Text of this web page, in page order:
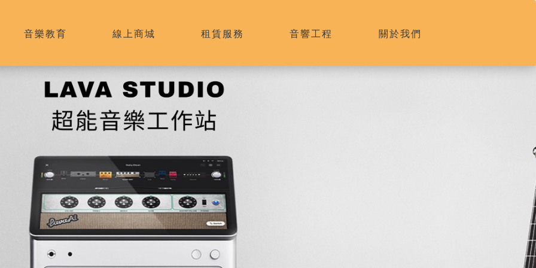
音樂教育 線上商城 租賃服務 音響工程 關於我們